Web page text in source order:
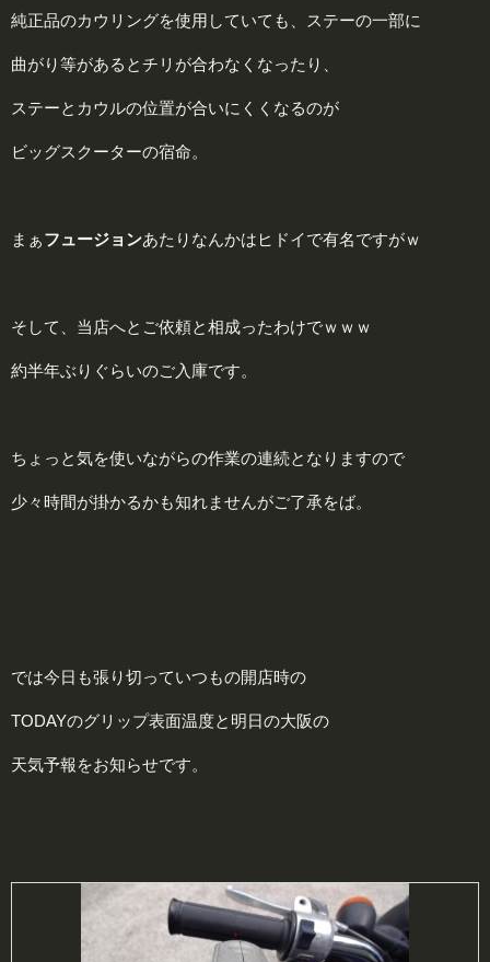
純正品のカウリングを使用していても、ステーの一部に
曲がり等があるとチリが合わなくなったり、
ステーとカウルの位置が合いにくくなるのが
ビッグスクーターの宿命。
まぁフュージョンあたりなんかはヒドイで有名ですがｗ
そして、当店へとご依頼と相成ったわけでｗｗｗ
約半年ぶりぐらいのご入庫です。
ちょっと気を使いながらの作業の連続となりますので
少々時間が掛かるかも知れませんがご了承をば。
では今日も張り切っていつもの開店時の
TODAYのグリップ表面温度と明日の大阪の
天気予報をお知らせです。